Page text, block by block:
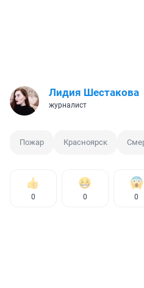
Лидия Шестакова
журналист
Пожар Красноярск
0 0 0